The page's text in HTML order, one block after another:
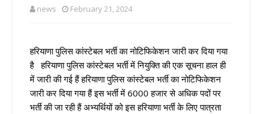
news February 21, 2024
हरियाणा पुलिस कांस्टेबल भर्ती का नोटिफिकेशन जारी कर दिया गया
है हरियाणा पुलिस कांस्टेबल भर्ती में नियुक्ति की एक सूचना हाल ही
में जारी की गई हैं हरियाणा पुलिस कांस्टेबल भर्ती का नोटिफिकेशन
जारी कर दिया गया हैं इस भर्ती में 6000 हजार से अधिक पदों पर
भर्ती की जा रही हैं अभ्यर्थियों को इस हरियाणा भर्ती के लिए पात्रता